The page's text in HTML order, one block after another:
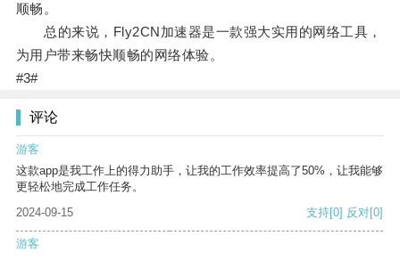
顺畅。
总的来说，Fly2CN加速器是一款强大实用的网络工具，
为用户带来畅快顺畅的网络体验。
#3#
评论
游客
这款app是我工作上的得力助手，让我的工作效率提高了50%，让我能够
更轻松地完成工作任务。
2024-09-15
支持[0] 反对[0]
游客